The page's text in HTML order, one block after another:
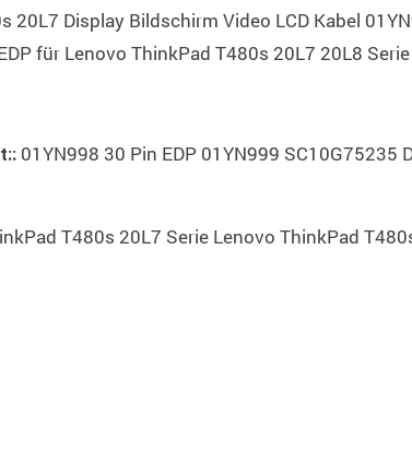
20L7 Display Bildschirm Video LCD Kabel
für Lenovo ThinkPad T480s 20L7 20L8 Serie
01YN998 30 Pin EDP 01YN999 SC10G75235
T480s 20L7 Serie Lenovo ThinkPad